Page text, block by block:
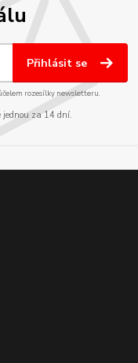
Přihlásit se
rozesílky newsletteru.
za 14 dní.